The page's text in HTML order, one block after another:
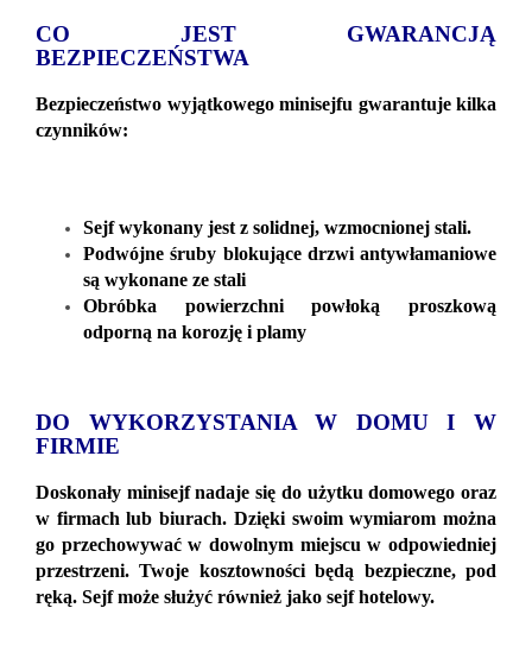
CO JEST GWARANCJĄ
BEZPIECZEŃSTWA
Bezpieczeństwo wyjątkowego minisejfu gwarantuje kilka
czynników:
Sejf wykonany jest z solidnej, wzmocnionej stali.
Podwójne śruby blokujące drzwi antywłamaniowe
są wykonane ze stali
Obróbka powierzchni powłoką proszkową
odporną na korozję i plamy
DO WYKORZYSTANIA W DOMU I W
FIRMIE
Doskonały minisejf nadaje się do użytku domowego oraz
w firmach lub biurach. Dzięki swoim wymiarom można
go przechowywać w dowolnym miejscu w odpowiedniej
przestrzeni. Twoje kosztowności będą bezpieczne, pod
ręką. Sejf może służyć również jako sejf hotelowy.